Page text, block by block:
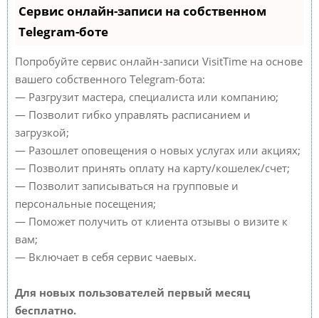
Сервис онлайн-записи на собственном
Telegram-боте
Попробуйте сервис онлайн-записи VisitTime на основе
вашего собственного Telegram-бота:
— Разгрузит мастера, специалиста или компанию;
— Позволит гибко управлять расписанием и
загрузкой;
— Разошлет оповещения о новых услугах или акциях;
— Позволит принять оплату на карту/кошелек/счет;
— Позволит записываться на групповые и
персональные посещения;
— Поможет получить от клиента отзывы о визите к
вам;
— Включает в себя сервис чаевых.
Для новых пользователей первый месяц
бесплатно.